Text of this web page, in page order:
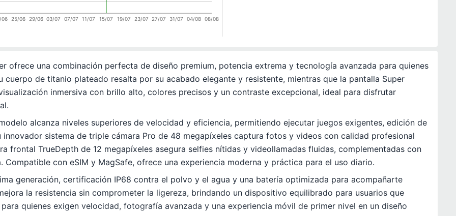
06 25/06 29/06 03/07 07/07 11/07 15/07 19/07 23/07 27/07 31/07 04/08 08/08
ofrece una combinación perfecta de diseño premium, potencia extrema y tecnología avanzada para quienes
de titanio plateado resalta por su acabado elegante y resistente, mientras que la pantalla Super
inmersiva con brillo alto, colores precisos y un contraste excepcional, ideal para disfrutar
alcanza niveles superiores de velocidad y eficiencia, permitiendo ejecutar juegos exigentes, edición de
sistema de triple cámara Pro de 48 megapíxeles captura fotos y videos con calidad profesional
frontal TrueDepth de 12 megapíxeles asegura selfies nítidas y videollamadas fluidas, complementadas con
con eSIM y MagSafe, ofrece una experiencia moderna y práctica para el uso diario.
generación, certificación IP68 contra el polvo y el agua y una batería optimizada para acompañarte
la resistencia sin comprometer la ligereza, brindando un dispositivo equilibrado para usuarios que
quienes exigen velocidad, fotografía avanzada y una experiencia móvil de primer nivel en un diseño